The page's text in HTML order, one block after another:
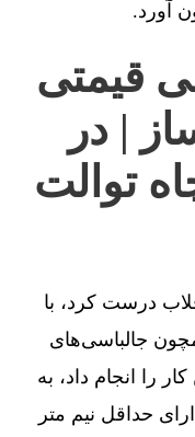
آورد.
قیمتی
| در
توالت
درست کرد، با
جالباسی‌های
را انجام داد، به
حداقل نیم متر